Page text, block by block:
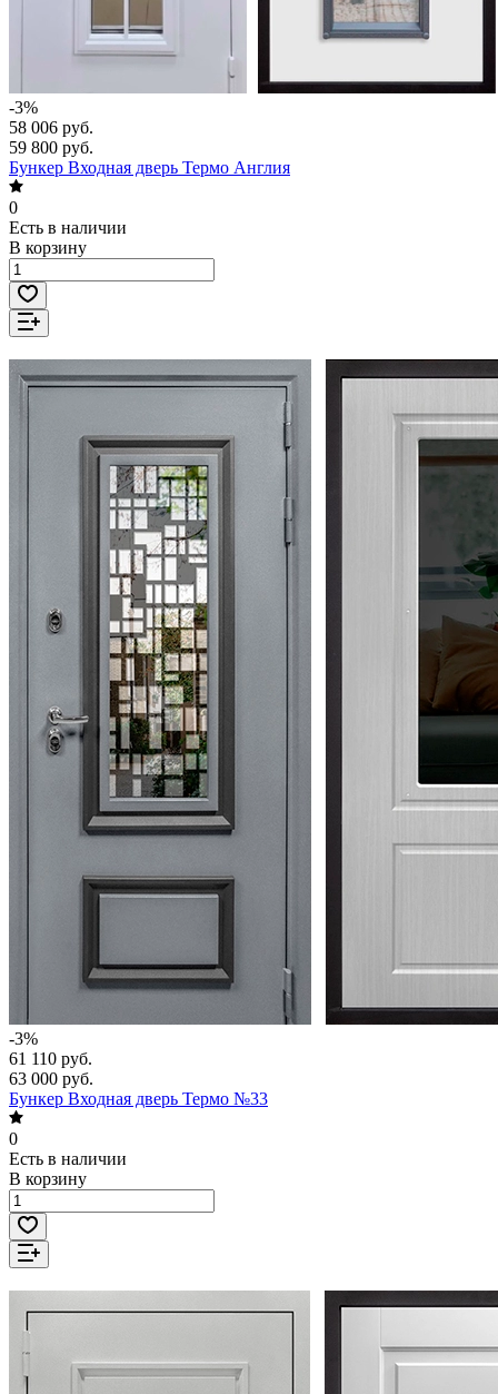
-3%
58 006 руб.
59 800 руб.
Бункер Входная дверь Термо Англия
0
Есть в наличии
В корзину
-3%
61 110 руб.
63 000 руб.
Бункер Входная дверь Термо №33
0
Есть в наличии
В корзину